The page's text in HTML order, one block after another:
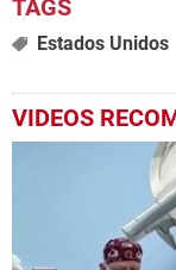
Estados Unidos
VIDEOS